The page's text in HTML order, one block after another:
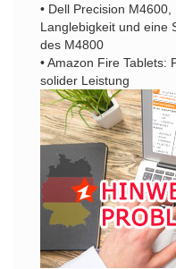
• Dell Precision
Langlebigkeit und eine
des M4800
• Amazon Fire Tablets:
solider Leistung